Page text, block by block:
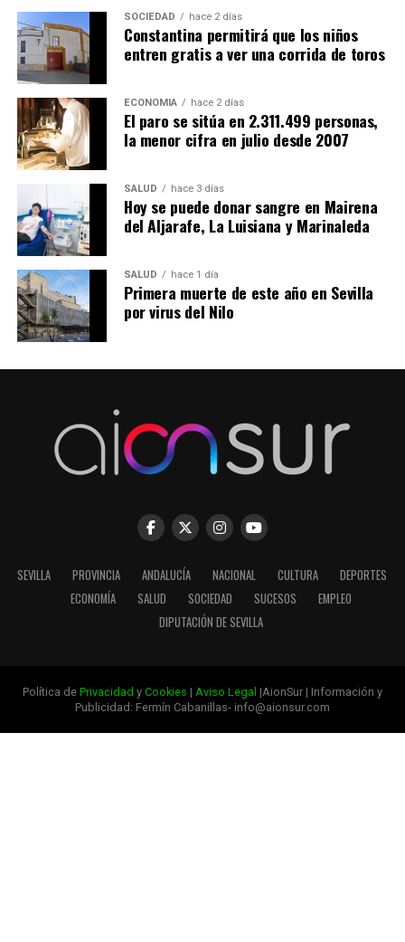
SOCIEDAD hace 2 días
Constantina permitirá que los niños
entren gratis a ver una corrida de toros
ECONOMÍA hace 2 días
El paro se sitúa en 2.311.499 personas,
la menor cifra en julio desde 2007
SALUD hace 3 días
Hoy se puede donar sangre en Mairena
del Aljarafe, La Luisiana y Marinaleda
SALUD hace 1 día
Primera muerte de este año en Sevilla
por virus del Nilo
SEVILLA PROVINCIA ANDALUCÍA NACIONAL CULTURA
DEPORTES
ECONOMÍA
SALUD SOCIEDAD SUCESOS
EMPLEO
DIPUTACIÓN DE SEVILLA
Política de Privacidad y Cookies | Aviso Legal |AionSur | Información y
Publicidad: Fermín Cabanillas- info@aionsur.com